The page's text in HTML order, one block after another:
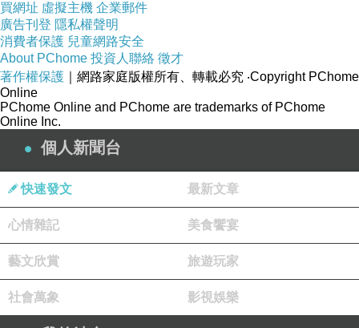
買網址 虛擬主機 企業郵件
廣告刊登 隱私權聲明
消費者保護 兒童網路安全
About PChome 投資人聯絡 徵才
著作權保護 ｜網路家庭版權所有、轉載必究 ‧Copyright PChome
Online
PChome Online and PChome are trademarks of PChome
Online Inc.
個人新聞台
快速發文 最新文章
心情雜記 美食饗宴
藝文欣賞 旅遊玩家
社會萬象 影視娛樂